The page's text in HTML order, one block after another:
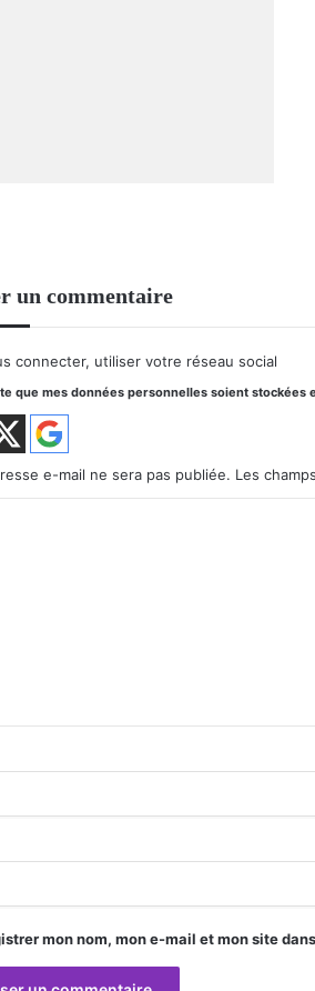
un commentaire
connecter, utiliser votre réseau social
que mes données personnelles soient
e-mail ne sera pas publiée. Les
mon nom, mon e-mail et mon site